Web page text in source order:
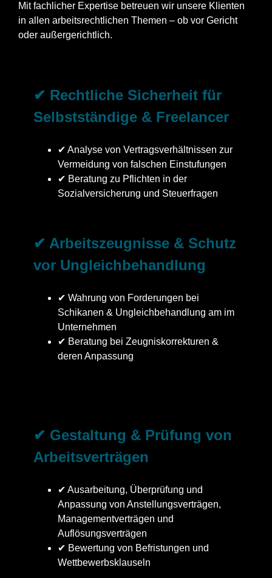
Mit fachlicher Expertise betreuen wir unsere Klienten
in allen arbeitsrechtlichen Themen – ob vor Gericht
oder außergerichtlich.
✔ Rechtliche Sicherheit für
Selbstständige & Freelancer
✔ Analyse von Vertragsverhältnissen zur
Vermeidung von falschen Einstufungen
✔ Beratung zu Pflichten in der
Sozialversicherung und Steuerfragen
✔ Arbeitszeugnisse & Schutz
vor Ungleichbehandlung
✔ Wahrung von Forderungen bei
Schikanen & Ungleichbehandlung am im
Unternehmen
✔ Beratung bei Zeugniskorrekturen &
deren Anpassung
✔ Gestaltung & Prüfung von
Arbeitsverträgen
✔ Ausarbeitung, Überprüfung und
Anpassung von Anstellungsverträgen,
Managementverträgen und
Auflösungsverträgen
✔ Bewertung von Befristungen und
Wettbewerbsklauseln